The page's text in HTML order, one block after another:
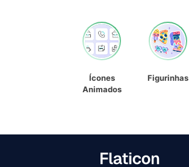
Ícones
Animados
Figurinhas